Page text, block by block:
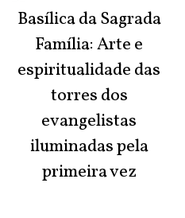
Basílica da Sagrada
Família: Arte e
espiritualidade das
torres dos
evangelistas
iluminadas pela
primeira vez